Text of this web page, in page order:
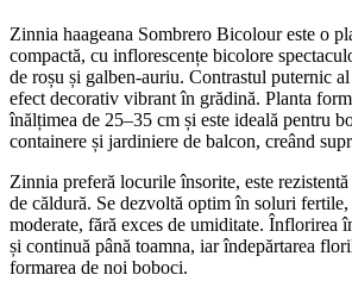
Zinnia haageana Sombrero Bicolour este o
compactă, cu inflorescențe bicolore
de roșu și galben-auriu. Contrastul puternic
efect decorativ vibrant în grădină. Planta
înălțimea de 25–35 cm și este ideală pentru
containere și jardiniere de balcon, creând
Zinnia preferă locurile însorite, este
de căldură. Se dezvoltă optim în soluri
moderate, fără exces de umiditate. Înflorirea
și continuă până toamna, iar îndepărtarea
formarea de noi boboci.